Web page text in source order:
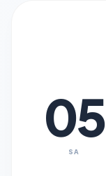
05
SA